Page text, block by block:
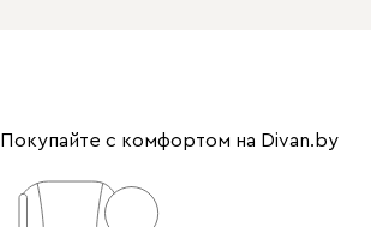
Покупайте с комфортом на Divan.by